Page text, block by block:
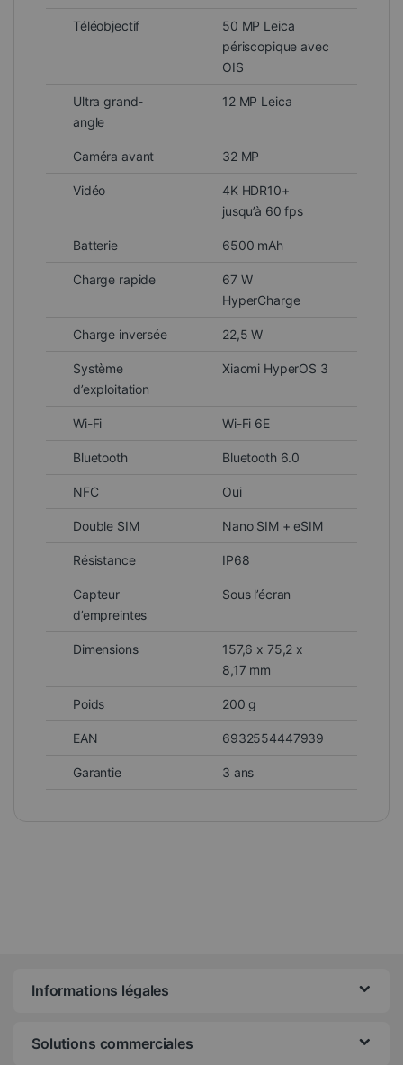
Téléobjectif
50 MP Leica
périscopique avec
OIS
Ultra grand-
angle
12 MP Leica
Caméra avant 32 MP
Vidéo
4K HDR10+
jusqu’à 60 fps
Batterie 6500 mAh
Charge rapide
67 W
HyperCharge
Charge inversée 22,5 W
Système
d’exploitation
Xiaomi HyperOS 3
Wi-Fi Wi-Fi 6E
Bluetooth Bluetooth 6.0
NFC Oui
Double SIM Nano SIM + eSIM
Résistance IP68
Capteur
d’empreintes
Sous l’écran
Dimensions
157,6 x 75,2 x
8,17 mm
Poids 200 g
EAN 6932554447939
Garantie 3 ans
Informations légales
Solutions commerciales